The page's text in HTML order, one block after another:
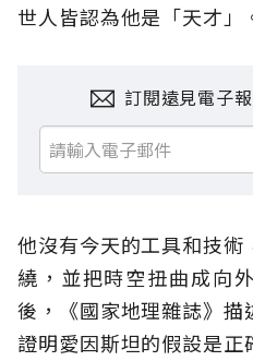
世人皆認為他是「天才」
訂閱遠見電子
他沒有今天的工具和技
繞，並把時空扭曲成向
後，《國家地理雜誌》
證明愛因斯坦的假設是正